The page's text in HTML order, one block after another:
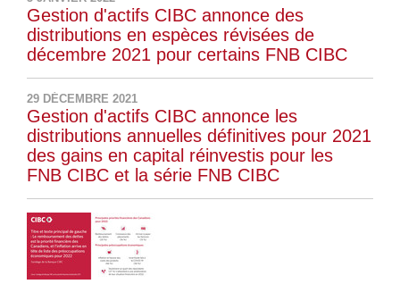
Gestion d'actifs CIBC annonce des
distributions en espèces révisées de
décembre 2021 pour certains FNB CIBC
29 DÉCEMBRE 2021
Gestion d'actifs CIBC annonce les
distributions annuelles définitives pour 2021
des gains en capital réinvestis pour les
FNB CIBC et la série FNB CIBC